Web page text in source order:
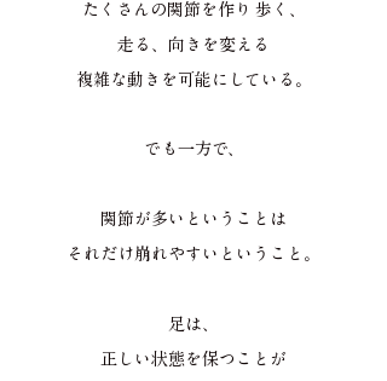
たくさんの関節を作り 歩く、
走る、向きを変える
複雑な動きを可能にしている。
でも一方で、
関節が多いということは
それだけ崩れやすいということ。
足は、
正しい状態を保つことが